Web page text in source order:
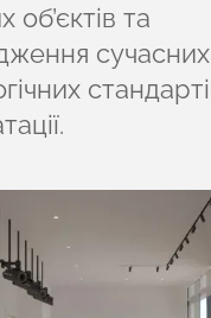
об’єктів та
сучасних